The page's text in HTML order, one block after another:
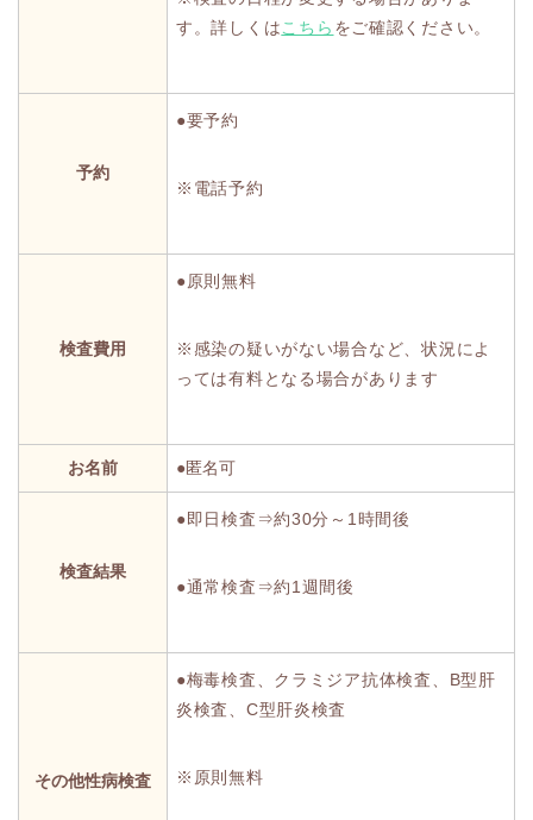
す。詳しくはこちら をご確認ください。
予約
●要予約
※電話予約
検査費用
●原則無料
※感染の疑いがない場合など、状況によ
っては有料となる場合があります
お名前 ●匿名可
検査結果
●即日検査⇒約30分～1時間後
●通常検査⇒約1週間後
その他性病検査
●梅毒検査、クラミジア抗体検査、B型肝
炎検査、C型肝炎検査
※原則無料